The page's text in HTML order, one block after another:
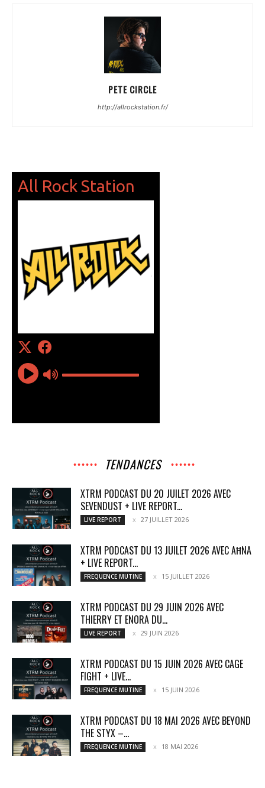
PETE CIRCLE
http://allrockstation.fr/
TENDANCES
XTRM PODCAST DU 20 JUILET 2026 AVEC
SEVENDUST + LIVE REPORT...
LIVE REPORT 27 JUILLET 2026
XTRM PODCAST DU 13 JUILET 2026 AVEC AĦNA
+ LIVE REPORT...
FREQUENCE MUTINE 15 JUILLET 2026
XTRM PODCAST DU 29 JUIN 2026 AVEC
THIERRY ET ENORA DU...
LIVE REPORT 29 JUIN 2026
XTRM PODCAST DU 15 JUIN 2026 AVEC CAGE
FIGHT + LIVE...
FREQUENCE MUTINE 15 JUIN 2026
XTRM PODCAST DU 18 MAI 2026 AVEC BEYOND
THE STYX –...
FREQUENCE MUTINE 18 MAI 2026